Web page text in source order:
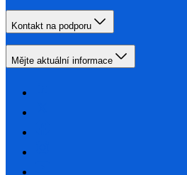
Kontakt na podporu
Mějte aktuální informace